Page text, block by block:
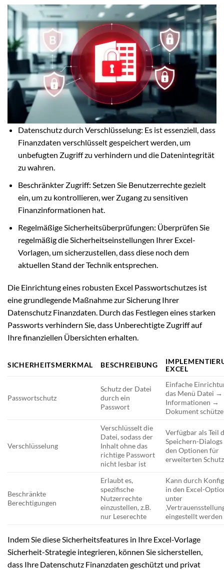
Datenschutz durch Verschlüsselung: Es ist essenziell, dass
Finanzdaten verschlüsselt gespeichert werden, um
unbefugten Zugriff zu verhindern und die Datenintegrität
zu wahren.
Beschränkter Zugriff: Setzen Sie Benutzerrechte gezielt
ein, um zu kontrollieren, wer Zugang zu sensitiven
Finanzinformationen hat.
Regelmäßige Sicherheitsüberprüfungen: Überprüfen Sie
regelmäßig die Sicherheitseinstellungen Ihrer Excel-
Vorlagen, um sicherzustellen, dass diese noch dem
aktuellen Stand der Technik entsprechen.
Die Einrichtung eines robusten Excel Passwortschutzes ist
eine grundlegende Maßnahme zur Sicherung Ihrer
Datenschutz Finanzdaten. Durch das Festlegen eines starken
Passworts verhindern Sie, dass Unberechtigte Zugriff auf
Ihre finanziellen Übersichten erhalten.
SICHERHEITSMERKMAL BESCHREIBUNG
EXCEL
Passwortschutz
Schutz der Datei
durch ein
Passwort
Einfache
das Menü Datei →
Informationen →
Dokument
Verschlüsselung
Verschlüsselt die
Datei, sodass der
Inhalt ohne das
richtige Passwort
nicht lesbar ist
Verfügbar als Teil
Speichern-
den Optionen für
erweiterten Schutz
Beschränkte
Berechtigungen
Erlaubt es,
spezifische
Nutzerrechte
einzustellen, z.B.
nur Leserechte
Kann durch
in den Excel-
unter
eingestellt werden
Indem Sie diese Sicherheitsfeatures in Ihre Excel-Vorlage
Sicherheit-Strategie integrieren, können Sie sicherstellen,
dass Ihre Datenschutz Finanzdaten geschützt und privat